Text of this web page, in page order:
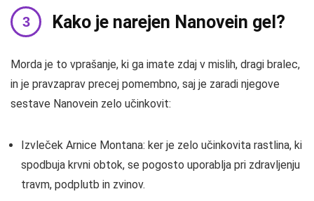
Kako je narejen Nanovein gel?
Morda je to vprašanje, ki ga imate zdaj v mislih, dragi bralec,
in je pravzaprav precej pomembno, saj je zaradi njegove
sestave Nanovein zelo učinkovit:
Izvleček Arnice Montana: ker je zelo učinkovita rastlina, ki
spodbuja krvni obtok, se pogosto uporablja pri zdravljenju
travm, podplutb in zvinov.